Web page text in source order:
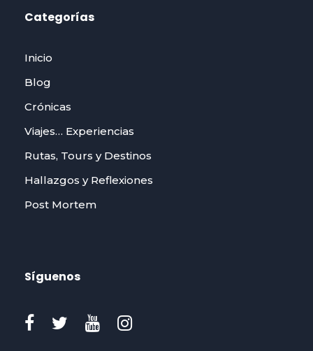
Categorías
Inicio
Blog
Crónicas
Viajes… Experiencias
Rutas, Tours y Destinos
Hallazgos y Reflexiones
Post Mortem
Síguenos